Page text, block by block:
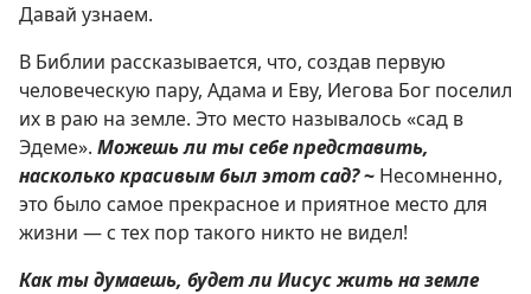
Давай узнаем.
В Библии рассказывается, что, создав первую
человеческую пару, Адама и Еву, Иегова Бог поселил
их в раю на земле. Это место называлось «сад в
Эдеме». Можешь ли ты себе представить,
насколько красивым был этот сад?~ Несомненно,
это было самое прекрасное и приятное место для
жизни — с тех пор такого никто не видел!
Как ты думаешь, будет ли Иисус жить на земле